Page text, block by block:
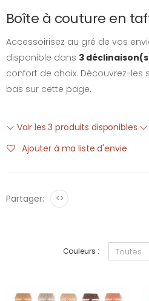
Boîte à couture en
Accessoirisez au gré de vos
disponible dans 3
confort de choix. Découvrez-les
bas sur cette page.
Voir les 3 produits disponibles
Ajouter à ma liste d'envie
Partager: <>
Couleurs :